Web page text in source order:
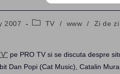
2007
PostTV / www / Zi de zi
pe PRO TV si se discuta despre
Dan Popi (Cat Music), Catalin